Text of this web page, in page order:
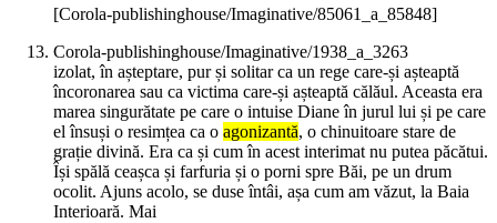
[Corola-publishinghouse/Imaginative/85061_a_85848]
Corola-publishinghouse/Imaginative/1938_a_3263
izolat, în așteptare, pur și solitar ca un rege care-și așteaptă
încoronarea sau ca victima care-și așteaptă călăul. Aceasta era
marea singurătate pe care o intuise Diane în jurul lui și pe care
el însuși o resimțea ca o agonizantă, o chinuitoare stare de
grație divină. Era ca și cum în acest interimat nu putea păcătui.
Își spălă ceașca și farfuria și o porni spre Băi, pe un drum
ocolit. Ajuns acolo, se duse întâi, așa cum am văzut, la Baia
Interioară. Mai